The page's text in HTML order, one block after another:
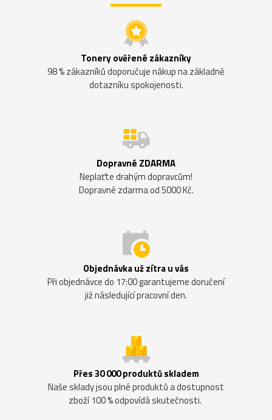
Tonery ověřené zákazníky
98 % zákazníků doporučuje nákup na základně
dotazníku spokojenosti.
Dopravné ZDARMA
Neplaťte drahým dopravcům!
Dopravné zdarma od 5000 Kč.
Objednávka už zítra u vás
Při objednávce do 17:00 garantujeme doručení
již následující pracovní den.
Přes 30 000 produktů skladem
Naše sklady jsou plné produktů a dostupnost
zboží 100 % odpovídá skutečnosti.